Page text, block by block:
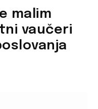
malim
vaučeri